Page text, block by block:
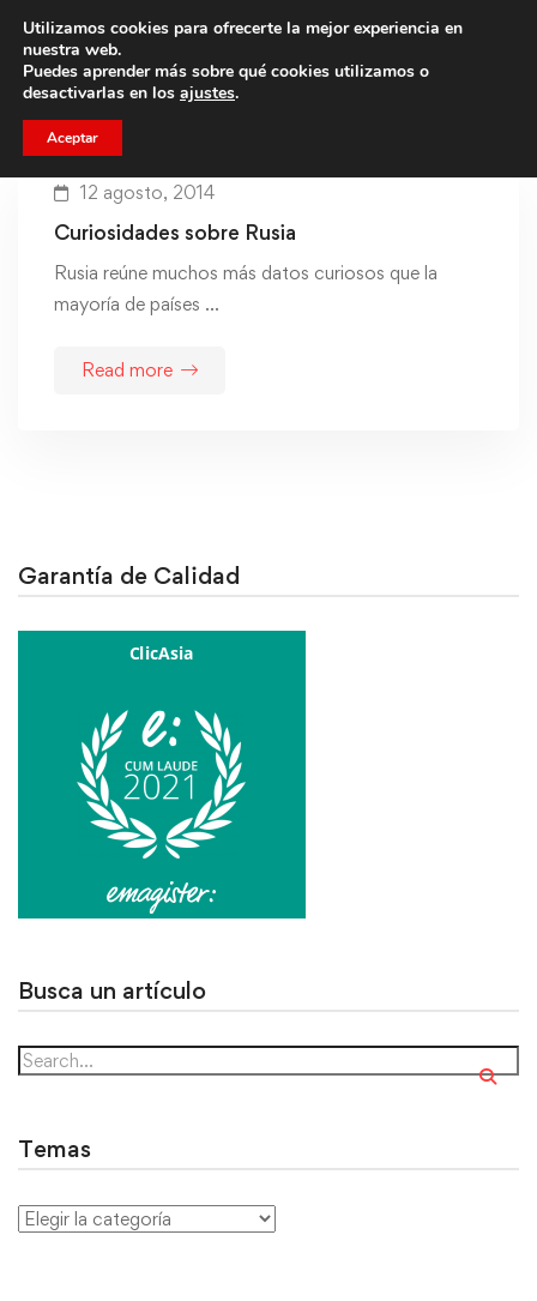
Trae a un amigo y llevaos un total de 75€ de descuento.
12 agosto, 2014
Curiosidades sobre Rusia
Rusia reúne muchos más datos curiosos que la
mayoría de países …
Read more
Garantía de Calidad
Busca un artículo
Temas
Utilizamos cookies para ofrecerte la mejor experiencia en
nuestra web.
Puedes aprender más sobre qué cookies utilizamos o
desactivarlas en los ajustes.
Aceptar